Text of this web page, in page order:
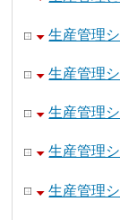
生産管理
生産管理
生産管理
生産管理
生産管理